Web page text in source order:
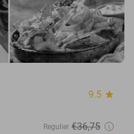
9.5 star
Regulier €36,75